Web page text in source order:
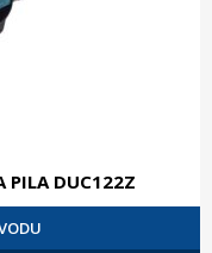
PILA DUC122Z